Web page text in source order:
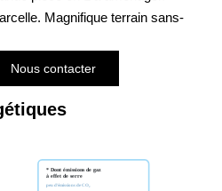
Magnifique terrain sans-
Nous contacter